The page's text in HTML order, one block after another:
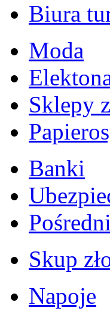
Biura
Moda
Sklepy
Banki
Skup
Napoje